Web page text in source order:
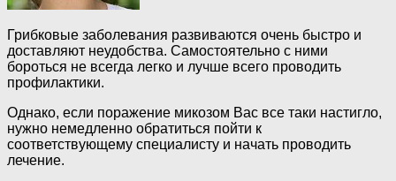
Грибковые заболевания развиваются очень быстро и
доставляют неудобства. Самостоятельно с ними
бороться не всегда легко и лучше всего проводить
профилактики.
Однако, если поражение микозом Вас все таки настигло,
нужно немедленно обратиться пойти к
соответствующему специалисту и начать проводить
лечение.